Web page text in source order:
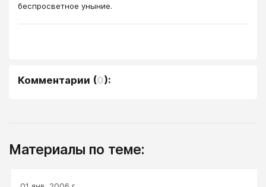
беспросветное уныние.
Комментарии (0):
Материалы по теме: